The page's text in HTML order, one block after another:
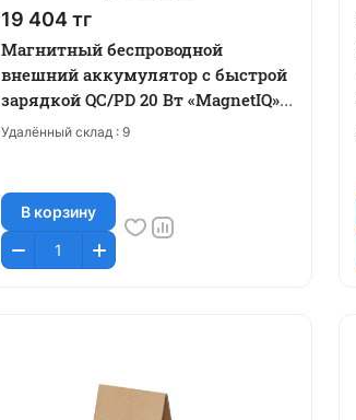
19 404 тг
Магнитный беспроводной
внешний аккумулятор с быстрой
зарядкой QC/PD 20 Вт «MagnetIQ»,
5000 mAh
Удалённый склад : 9
В корзину